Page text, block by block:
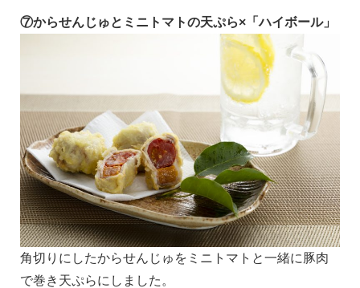
⑦からせんじゅとミニトマトの天ぷら×「ハイボール」
角切りにしたからせんじゅをミニトマトと一緒に豚肉
で巻き天ぷらにしました。